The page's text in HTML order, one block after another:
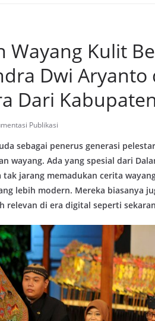
Wayang Kulit
Dwi Aryanto
Dari
Publikasi
sebagai penerus generasi
wayang. Ada yang spesial dari
jarang memadukan cerita
lebih modern. Mereka biasanya
relevan di era digital seperti